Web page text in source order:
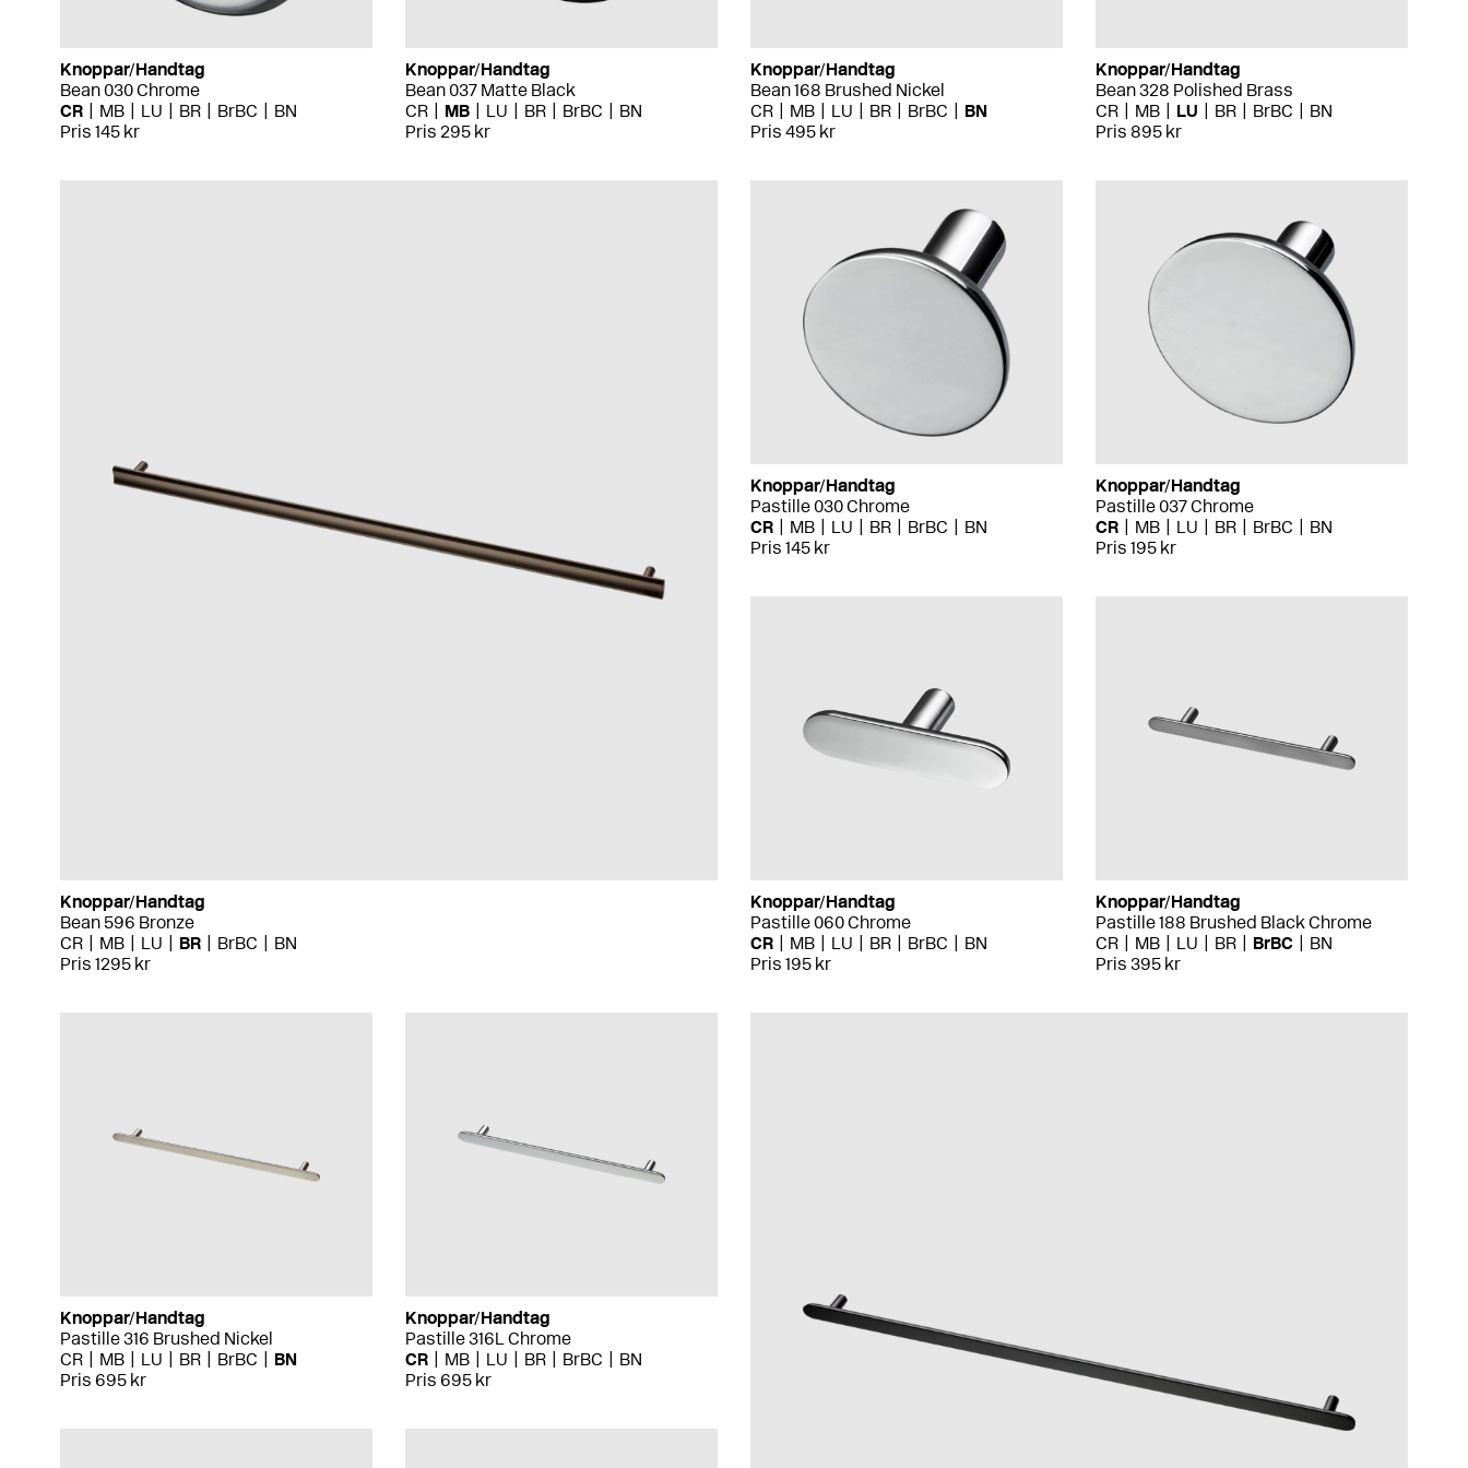
Knoppar/Handtag
Bean 030 Chrome
CR
MB LU BR BrBC
BN
Pris 145 kr
Knoppar/Handtag
Bean 037 Matte Black
CR
MB LU BR BrBC
BN
Pris 295 kr
Knoppar/Handtag
Bean 168 Brushed Nickel
CR
MB LU BR BrBC
BN
Pris 495 kr
Knoppar/Handtag
Bean 328 Polished Brass
CR
MB LU BR BrBC
BN
Pris 895 kr
Knoppar/Handtag
Bean 596 Bronze
CR
MB LU BR BrBC
BN
Pris 1295 kr
Knoppar/Handtag
Pastille 030 Chrome
CR
MB LU BR BrBC
BN
Pris 145 kr
Knoppar/Handtag
Pastille 037 Chrome
CR
MB LU BR BrBC
BN
Pris 195 kr
Knoppar/Handtag
Pastille 060 Chrome
CR
MB LU BR BrBC
BN
Pris 195 kr
Knoppar/Handtag
Pastille 188 Brushed Black Chrome
CR
MB LU BR BrBC
BN
Pris 395 kr
Knoppar/Handtag
Pastille 316 Brushed Nickel
CR
MB LU BR BrBC
BN
Pris 695 kr
Knoppar/Handtag
Pastille 316L Chrome
CR
MB LU BR BrBC
BN
Pris 695 kr